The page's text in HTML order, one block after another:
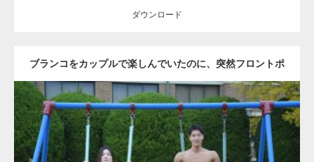
ダウンロード
ブランコをカップルで楽しんでいたのに、突然フロントポ
ーズをするマッチョ
Update: 2021.07.6